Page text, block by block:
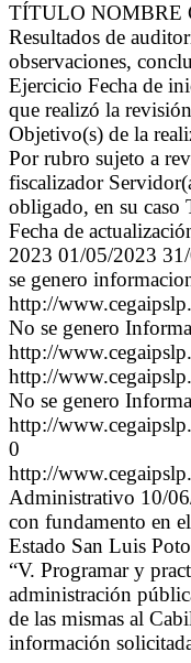
TÍTULO NOMBRE
Resultados de
observaciones,
Ejercicio Fecha de
que realizó la
Objetivo(s) de la
Por rubro sujeto a
fiscalizador
obligado, en su caso
Fecha de
2023 01/05/2023
se genero
http://
No se genero
http://
http://
No se genero
http://
0
http://
Administrativo 10/
con fundamento en
Estado San Luis
“V. Programar y
administración
de las mismas al
información